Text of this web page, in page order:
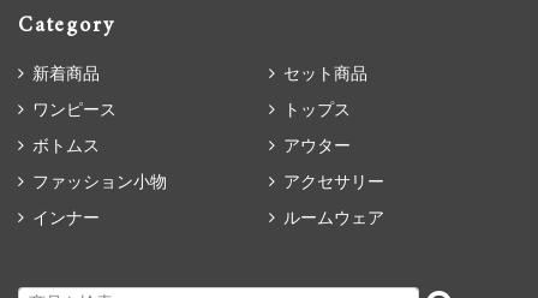
Category
新着商品
セット商品
ワンピース
トップス
ボトムス
アウター
ファッション小物
アクセサリー
インナー
ルームウェア